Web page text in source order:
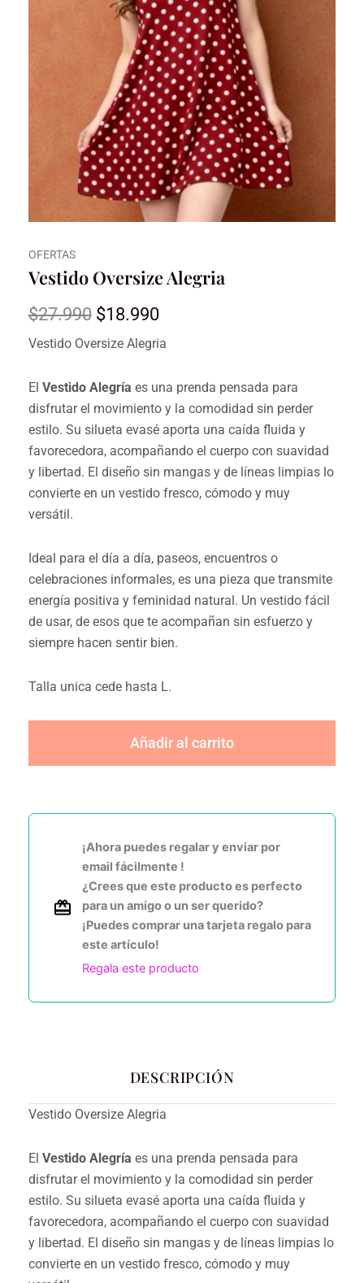
OFERTAS
Vestido Oversize Alegria
$27.990 El
precio
era:
$27.990.
$18.990El
precio
es:
$18.990.
Vestido Oversize Alegria
El Vestido Alegría es una prenda pensada para
disfrutar el movimiento y la comodidad sin perder
estilo. Su silueta evasé aporta una caída fluida y
favorecedora, acompañando el cuerpo con suavidad
y libertad. El diseño sin mangas y de líneas limpias lo
convierte en un vestido fresco, cómodo y muy
versátil.
Ideal para el día a día, paseos, encuentros o
celebraciones informales, es una pieza que transmite
energía positiva y feminidad natural. Un vestido fácil
de usar, de esos que te acompañan sin esfuerzo y
siempre hacen sentir bien.
Talla unica cede hasta L.
Añadir al carrito
¡Ahora puedes regalar y enviar por
email fácilmente !
¿Crees que este producto es perfecto
para un amigo o un ser querido?
¡Puedes comprar una tarjeta regalo para
este artículo!
Regala este producto
DESCRIPCIÓN
Vestido Oversize Alegria
El Vestido Alegría es una prenda pensada para
disfrutar el movimiento y la comodidad sin perder
estilo. Su silueta evasé aporta una caída fluida y
favorecedora, acompañando el cuerpo con suavidad
y libertad. El diseño sin mangas y de líneas limpias lo
convierte en un vestido fresco, cómodo y muy